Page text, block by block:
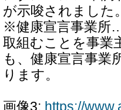
が示唆されました。
※健康宣言事業所
取組むことを事業
も、健康宣言事業
ります。
画像3: https://